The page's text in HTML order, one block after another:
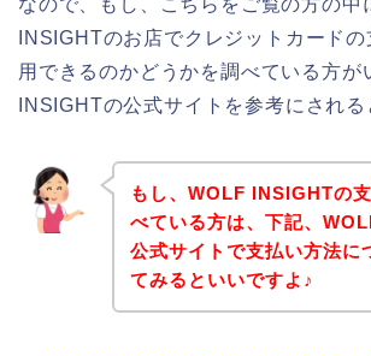
なので、もし、こちらをご覧の方の中
INSIGHTのお店でクレジットカードの
用できるのかどうかを調べている方が
INSIGHTの公式サイトを参考にされる
もし、WOLF INSIGHTの
べている方は、下記、
公式サイトで支払い方法に
てみるといいですよ♪